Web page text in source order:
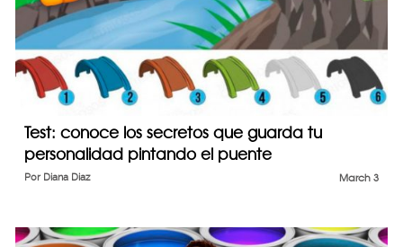
Test: conoce los secretos que guarda tu
personalidad pintando el puente
March 3
Por Diana Diaz